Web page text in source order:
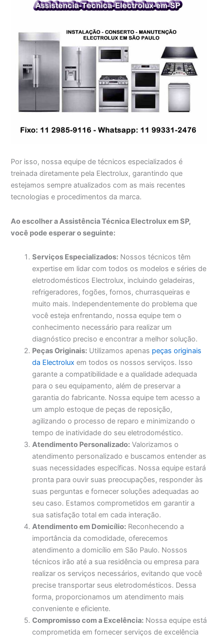
Por isso, nossa equipe de técnicos especializados é
treinada diretamente pela Electrolux, garantindo que
estejamos sempre atualizados com as mais recentes
tecnologias e procedimentos da marca.
Ao escolher a Assistência Técnica Electrolux em SP,
você pode esperar o seguinte:
Serviços Especializados: Nossos técnicos têm
expertise em lidar com todos os modelos e séries de
eletrodomésticos Electrolux, incluindo geladeiras,
refrigeradores, fogões, fornos, churrasqueiras e
muito mais. Independentemente do problema que
você esteja enfrentando, nossa equipe tem o
conhecimento necessário para realizar um
diagnóstico preciso e encontrar a melhor solução.
Peças Originais: Utilizamos apenas peças originais
da Electrolux em todos os nossos serviços. Isso
garante a compatibilidade e a qualidade adequada
para o seu equipamento, além de preservar a
garantia do fabricante. Nossa equipe tem acesso a
um amplo estoque de peças de reposição,
agilizando o processo de reparo e minimizando o
tempo de inatividade do seu eletrodoméstico.
Atendimento Personalizado: Valorizamos o
atendimento personalizado e buscamos entender as
suas necessidades específicas. Nossa equipe estará
pronta para ouvir suas preocupações, responder às
suas perguntas e fornecer soluções adequadas ao
seu caso. Estamos comprometidos em garantir a
sua satisfação total em cada interação.
Atendimento em Domicílio: Reconhecendo a
importância da comodidade, oferecemos
atendimento a domicílio em São Paulo. Nossos
técnicos irão até a sua residência ou empresa para
realizar os serviços necessários, evitando que você
precise transportar seus eletrodomésticos. Dessa
forma, proporcionamos um atendimento mais
conveniente e eficiente.
Compromisso com a Excelência: Nossa equipe está
comprometida em fornecer serviços de excelência